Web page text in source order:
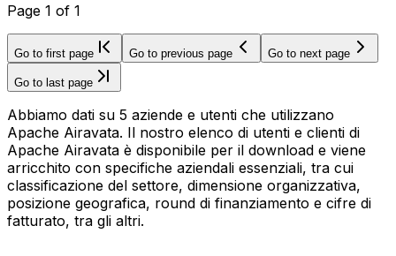
Page 1 of 1
Go to first page Go to previous page Go to next page
Go to last page
Abbiamo dati su 5 aziende e utenti che utilizzano
Apache Airavata. Il nostro elenco di utenti e clienti di
Apache Airavata è disponibile per il download e viene
arricchito con specifiche aziendali essenziali, tra cui
classificazione del settore, dimensione organizzativa,
posizione geografica, round di finanziamento e cifre di
fatturato, tra gli altri.